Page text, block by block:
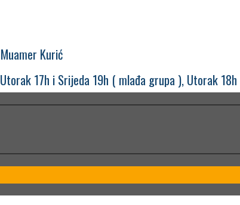
Muamer Kurić
Utorak 17h i Srijeda 19h ( mlađa grupa ), Utorak